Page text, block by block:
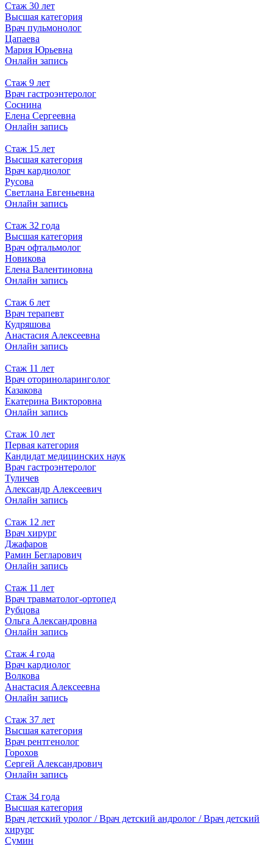
Стаж 30 лет
Высшая категория
Врач пульмонолог
Цапаева
Мария Юрьевна
Онлайн запись
Стаж 9 лет
Врач гастроэнтеролог
Соснина
Елена Сергеевна
Онлайн запись
Стаж 15 лет
Высшая категория
Врач кардиолог
Русова
Светлана Евгеньевна
Онлайн запись
Стаж 32 года
Высшая категория
Врач офтальмолог
Новикова
Елена Валентиновна
Онлайн запись
Стаж 6 лет
Врач терапевт
Кудряшова
Анастасия Алексеевна
Онлайн запись
Стаж 11 лет
Врач оториноларинголог
Казакова
Екатерина Викторовна
Онлайн запись
Стаж 10 лет
Первая категория
Кандидат медицинских наук
Врач гастроэнтеролог
Туличев
Александр Алексеевич
Онлайн запись
Стаж 12 лет
Врач хирург
Джафаров
Рамин Бегларович
Онлайн запись
Стаж 11 лет
Врач травматолог-ортопед
Рубцова
Ольга Александровна
Онлайн запись
Стаж 4 года
Врач кардиолог
Волкова
Анастасия Алексеевна
Онлайн запись
Стаж 37 лет
Высшая категория
Врач рентгенолог
Горохов
Сергей Александрович
Онлайн запись
Стаж 34 года
Высшая категория
Врач детский уролог / Врач детский андролог / Врач детский
хирург
Сумин